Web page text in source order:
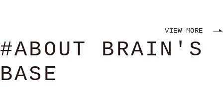
VIEW MORE
#ABOUT BRAIN'S
BASE